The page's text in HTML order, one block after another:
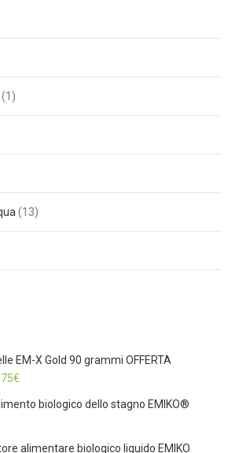
(1)
(13)
EM-X Gold 90 grammi OFFERTA
€
3,75€.
biologico dello stagno EMIKO®
alimentare biologico liquido EMIKO